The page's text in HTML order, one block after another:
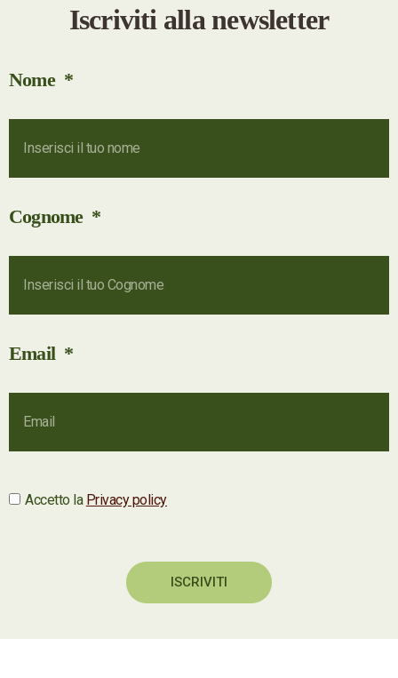
Iscriviti alla newsletter
Nome
Cognome
Email
Accetto la Privacy policy
ISCRIVITI